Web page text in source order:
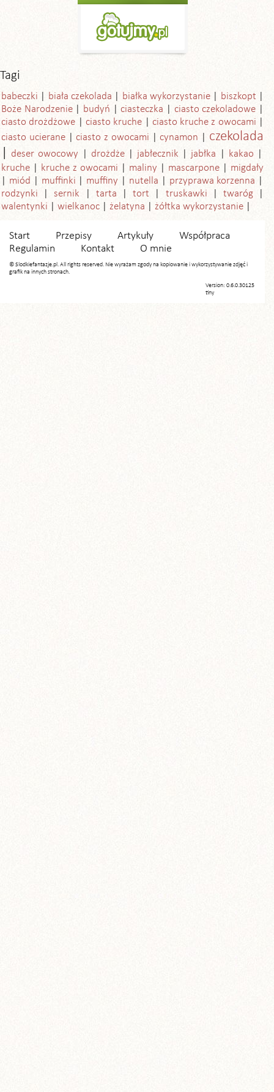
Tagi
babeczki biała czekolada białka wykorzystanie
biszkopt
Boże Narodzenie
budyń ciasteczka
ciasto czekoladowe
ciasto drożdżowe
ciasto kruche
ciasto kruche z owocami
ciasto ucierane
ciasto z owocami cynamon czekolada
deser owocowy drożdże jabłecznik jabłka
kakao
kruche
kruche z owocami maliny mascarpone
migdały
miód
muffinki muffiny nutella
przyprawa korzenna
rodzynki
sernik tarta tort truskawki
twaróg
walentynki
wielkanoc żelatyna żółtka wykorzystanie
Start Przepisy Artykuły
Współpraca
Regulamin
Kontakt O mnie
© Slodkiefantazje.pl. All rights reserved. Nie wyrażam zgody na kopiowanie i wykorzystywanie zdjęć i
grafik na innych stronach.
Version: 0.6.0.30125
tiny